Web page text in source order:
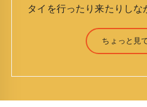
タイを行ったり来たりしな
（Jun Yamamori） 生年月
才) 生まれ ：香
ちょっと見